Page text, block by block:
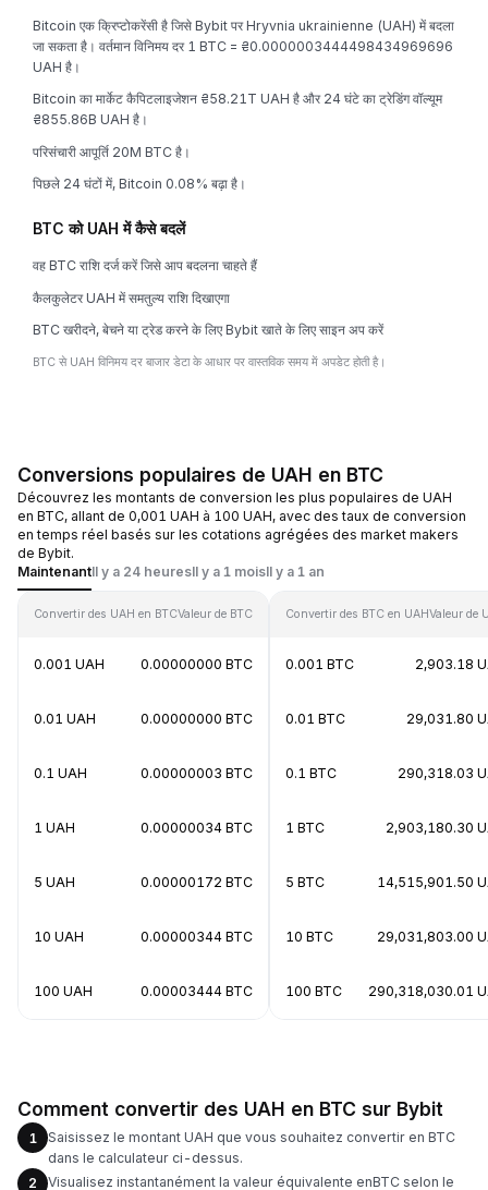
Bitcoin एक क्रिप्टोकरेंसी है जिसे Bybit पर Hryvnia ukrainienne (UAH) में बदला
जा सकता है। वर्तमान विनिमय दर 1 BTC = ₴0.0000003444498434969696
UAH है।
Bitcoin का मार्केट कैपिटलाइजेशन ₴58.21T UAH है और 24 घंटे का ट्रेडिंग वॉल्यूम
₴855.86B UAH है।
परिसंचारी आपूर्ति 20M BTC है।
पिछले 24 घंटों में, Bitcoin 0.08% बढ़ा है।
BTC को UAH में कैसे बदलें
वह BTC राशि दर्ज करें जिसे आप बदलना चाहते हैं
कैलकुलेटर UAH में समतुल्य राशि दिखाएगा
BTC खरीदने, बेचने या ट्रेड करने के लिए Bybit खाते के लिए साइन अप करें
BTC से UAH विनिमय दर बाजार डेटा के आधार पर वास्तविक समय में अपडेट होती है।
Conversions populaires de UAH en BTC
Découvrez les montants de conversion les plus populaires de UAH
en BTC, allant de 0,001 UAH à 100 UAH, avec des taux de conversion
en temps réel basés sur les cotations agrégées des market makers
de Bybit.
MaintenantIl y a 24 heuresIl y a 1 moisIl y a 1 an
Convertir des UAH en BTCValeur de BTC
0.001 UAH 0.00000000 BTC
0.01 UAH 0.00000000 BTC
0.1 UAH 0.00000003 BTC
1 UAH 0.00000034 BTC
5 UAH 0.00000172 BTC
10 UAH 0.00000344 BTC
100 UAH 0.00003444 BTC
Convertir des BTC en UAHValeur de
0.001 BTC 2,903.18
0.01 BTC 29,031.80
0.1 BTC 290,318.03
1 BTC 2,903,180.30
5 BTC 14,515,901.50
10 BTC 29,031,803.00
100 BTC 290,318,030.01
Comment convertir des UAH en BTC sur Bybit
1
Saisissez le montant UAH que vous souhaitez convertir en BTC
dans le calculateur ci-dessus.
2
Visualisez instantanément la valeur équivalente enBTC selon le